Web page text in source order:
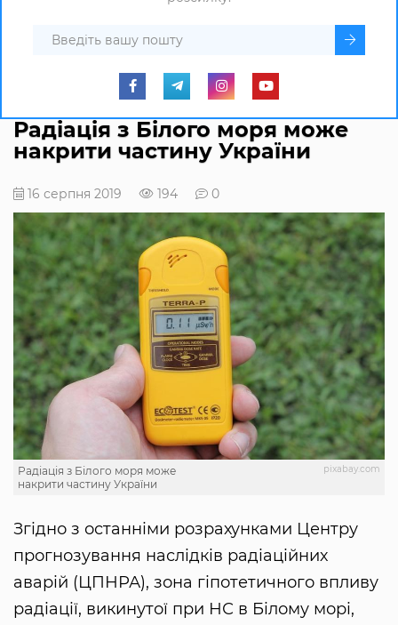
Радіація з Білого моря може
накрити частину України
16 серпня 2019 194 0
pixabay.com
Радіація з Білого моря може
накрити частину України
Згідно з останніми розрахунками Центру
прогнозування наслідків радіаційних
аварій (ЦПНРА), зона гіпотетичного впливу
радіації, викинутої при НС в Білому морі,